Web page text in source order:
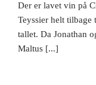
Der er lavet vin på
Teyssier helt tilbage
tallet. Da Jonathan
Maltus [...]